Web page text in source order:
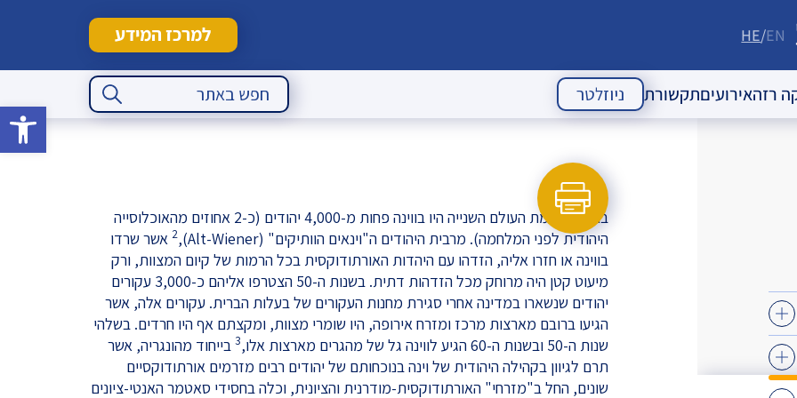
פתח העם היהודי
HE EN למרכז המידע
רזהאירועיםתקשורת ניוזלטר Search
for:
Search Button
בתום מלחמת העולם השנייה היו בווינה פחות מ-4,000 יהודים (כ-2 אחוזים מהאוכלוסייה
היהודית לפני המלחמה). מרבית היהודים ה"וינאים הוותיקים" (Alt-Wiener),
2 אשר שרדו
בווינה או חזרו אליה, הזדהו עם היהדות האורתודוקסית בכל הרמות של קיום המצוות, ורק
מיעוט קטן היה מרוחק מכל הזדהות דתית. בשנות ה-50 הצטרפו אליהם כ-3,000 עקורים
יהודים שנשארו במדינה אחרי סגירת מחנות העקורים של בעלות הברית. עקורים אלה, אשר
הגיעו ברובם מארצות מרכז ומזרח אירופה, היו שומרי מצוות, ומקצתם אף היו חרדים. בשלהי
שנות ה-50 ובשנות ה-60 הגיע לווינה גל של מהגרים מארצות אלו,
3 בייחוד מהונגריה, אשר
תרם לגיוון בקהילה היהודית של וינה בנוכחותם של יהודים רבים מזרמים אורתודוקסיים
שונים, החל ב"מזרחי" האורתודוקסית-מודרנית והציונית, וכלה בחסידי סאטמר האנטי-ציונים